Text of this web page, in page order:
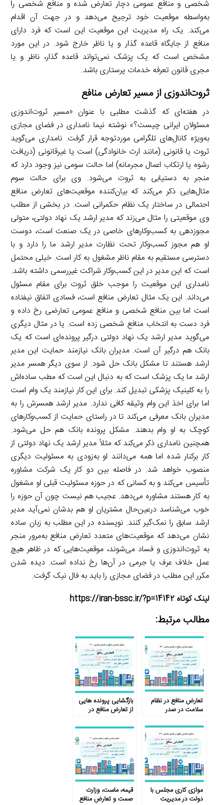
شخصی و منافع عمومی دچار تعارض شده و منافع شخصی را
به‌واسطه موقعیت خود ترجیح می‌دهد و در جهت آن اقدام
می‌کند. یک راه مدیریت این موقعیت این است که فرد دارای
منافع از جایگاه قاعده گذار و یا ناظر خارج شود. در این مورد
مشخص است که یک پزشک نمی‌تواند قاعده گذار، ناظر و یا
مجری قانون تعرفه خدمات پرستاری باشد.
ثروت‌اندوزی از مسیر تعارض منافع
در هفته‌ای که گذشت مطلبی با عنوان «مسیر ثروت‌اندوزی
مسئولان ایرانی چیست؟» نوشته نیما نامداری در فضای مجازی
به‌ویژه کانال‌های تلگرامی موردتوجه قرار گرفت. نامداری می‌گوید
ثروت یا قانونی (مانند ارث خانوادگی) است یا غیرقانونی (دریافت
رشوه یا ارتکاب اعمال مجرمانه) اما حالت سومی نیز وجود دارد که
منجر به دستیابی به ثروت می‌شود. وی برای حالت سوم
مثال‌هایی ذکر می‌کند که بیان‌کننده موقعیت‌های تعارض منافع
احتمالی در ساختار یک نظام حکمرانی است. در بخشی از مطلب
وی موقعیتی را مثال می‌زند که مدیر ارشد یک نهاد دولتی، متولی
مجوزدهی به کسب‌وکارهای خاصی در یک صنعت است، دوست
او هم مجوز کسب‌وکار تحت نظارت مدیر ارشد ما را دارد و با
دسترسی مستقیم به مقام ناظر مشغول به کار است. خیلی محتمل
است که این مدیر در این کسب‌وکار شراکت غیررسمی داشته باشد.
نامداری این موقعیت را موجب خلق ثروت برای مقام مسئول
می‌داند. این یک مثال تعارض منافع است، فسادی اتفاق نیفتاده
است اما بین منافع شخصی و منافع عمومی تعارضی رخ داده و
فرد دست به انتخاب منافع شخصی زده است. یا در مثال دیگری
می‌گوید مدیر ارشد یک نهاد دولتی درگیر پرونده‌ای است که یک
بانک هم درگیر آن است. مدیران بانک نیازمند حمایت این مدیر
ارشد هستند تا مشکل بانک حل شود. از سوی دیگر همسر مدیر
ارشد ما یک پزشک است که به دنبال این است که مطب ساده‌اش
را به کلینیک پزشکی تبدیل کند. برای این کار نیازمند یک وام است
اما برای اخذ این وام وثیقه کافی ندارد. مدیر ارشد همسرش را به
مدیران بانک معرفی می‌کند تا در راستای حمایت از کسب‌وکارهای
کوچک به او وام بدهند. مشکل پرونده بانک هم حل می‌شود.
همچنین نامداری ذکر می‌کند که مثلاً مدیر ارشد یک نهاد دولتی از
کار برکنار شده اما همه می‌دانند او به‌زودی به مسئولیت دیگری
منصوب خواهد شد. در فاصله بین دو کار یک شرکت مشاوره
تأسیس می‌کند و به کسانی که در حوزه مسئولیت قبلی او مشغول
به کار هستند مشاوره می‌دهد. عجیب هم نیست چون آن حوزه را
خوب می‌شناسد درعین‌حال مشتریان او هم بدشان نمی‌آید مدیر
ارشد سابق را نمک‌گیر کنند. نویسنده در این مطلب به زبان ساده
نشان می‌دهد که موقعیت‌های متعدد تعارض منافع به‌مرور منجر
به ثروت‌اندوزی و فساد می‌شوند، موقعیت‌هایی که در ظاهر هیچ
عمل خلاف عرف یا جرمی در آن‌ها رخ نداده است. دیده شدن
مکرر این مطلب در فضای مجازی را باید به فال نیک گرفت.
لینک کوتاه https://iran-bssc.ir/?p=14142
مطالب مرتبط:
تعارض منافع در نظام
سلامت در صدر
فضای مجازی
بازگشایی پرونده ­هایی
از تعارض منافع در
موازی کاری مجلس با
دولت در مدیریت
قیمه، ماست، وزارت
صمت و تعارض منافع